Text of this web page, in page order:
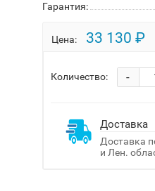
Гарантия:
Цена: 33 130 ₽
Количество: -
Доставка
Доставка
и Лен.